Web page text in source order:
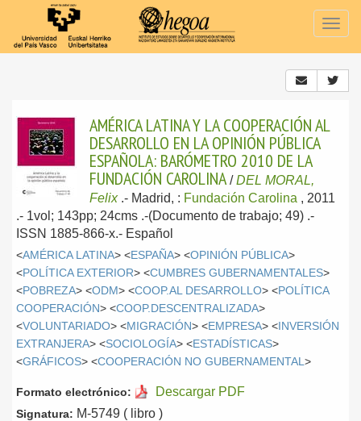
AMÉRICA LATINA Y LA COOPERACIÓN AL
DESARROLLO EN LA OPINIÓN PÚBLICA
ESPAÑOLA: BARÓMETRO 2010 DE LA
FUNDACIÓN CAROLINA /DEL MORAL,
Felix .- Madrid, : Fundación Carolina , 2011
.- 1vol; 143pp; 24cms .-(Documento de trabajo; 49) .-
ISSN 1885-866-x.- Español
<AMÉRICA LATINA> <ESPAÑA> <OPINIÓN PÚBLICA>
<POLÍTICA EXTERIOR> <CUMBRES GUBERNAMENTALES>
<POBREZA> <ODM> <COOP.AL DESARROLLO> <POLÍTICA
COOPERACIÓN> <COOP.DESCENTRALIZADA>
<VOLUNTARIADO> <MIGRACIÓN> <EMPRESA> <INVERSIÓN
EXTRANJERA> <SOCIOLOGÍA> <ESTADÍSTICAS>
<GRÁFICOS> <COOPERACIÓN NO GUBERNAMENTAL >
Formato electrónico: Descargar PDF
Signatura: M-5749 ( libro )